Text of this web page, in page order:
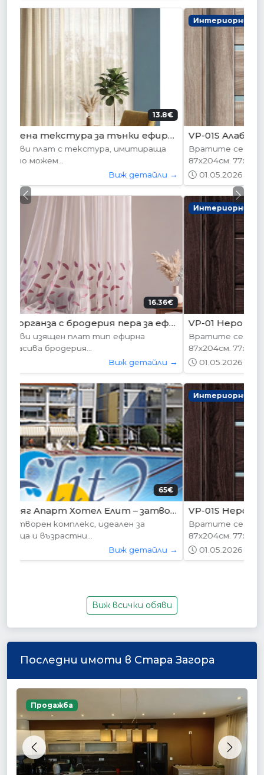
204.52€ (400лв.)
VP-01S Алабама
Вратите се предлагат в следните размери:
87х204см. 77х204см...
Виж детайли →
Интериорни врати
178.95€ (350лв.)
VP-01 Hepo
Вратите се предлагат в следните размери:
87х204см. 77х204см...
Виж детайли →
Интериорни врати
204.52€ (400лв.)
VP-01S Hepo
Вратите се предлагат в следните размери:
87х204см. 77х204см...
Виж детайли →
Previous Next
Виж всички обяви
Последни имоти в Стара Загора
Previous Next
Продажба